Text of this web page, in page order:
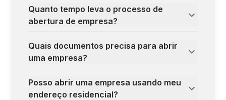
Quanto tempo leva o processo de
abertura de empresa?
Quais documentos precisa para abrir
uma empresa?
Posso abrir uma empresa usando meu
endereço residencial?